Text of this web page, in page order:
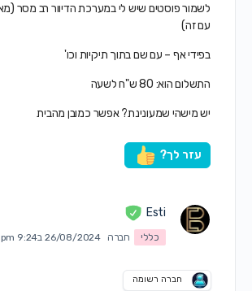
לשמור פוסטים שיש לי במערכת הדיוור רב מסר
עם זה)
בפידי אף – עם שם בתוך תיקיות וכו'
התשלום הוא: 80 ש"ח לשעה
יש מישהי שמעונינת? אפשר כמובן מהבית
עזר לך?
Esti
כללי חברה 26/08/2024 ב9:24 pm
חברה רשומה